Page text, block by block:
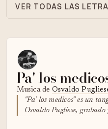
VER TODAS LAS
Pa' los
Musica de Osvaldo
"Pa' los medicos" es un
Osvaldo Pugliese,